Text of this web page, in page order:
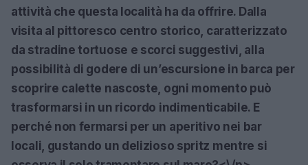
attività che questa località ha da offrire. Dalla
visita al pittoresco centro storico, caratterizzato
da stradine tortuose e scorci suggestivi, alla
possibilità di godere di un’escursione in barca per
scoprire calette nascoste, ogni momento può
trasformarsi in un ricordo indimenticabile. E
perché non fermarsi per un aperitivo nei bar
locali, gustando un delizioso spritz mentre si